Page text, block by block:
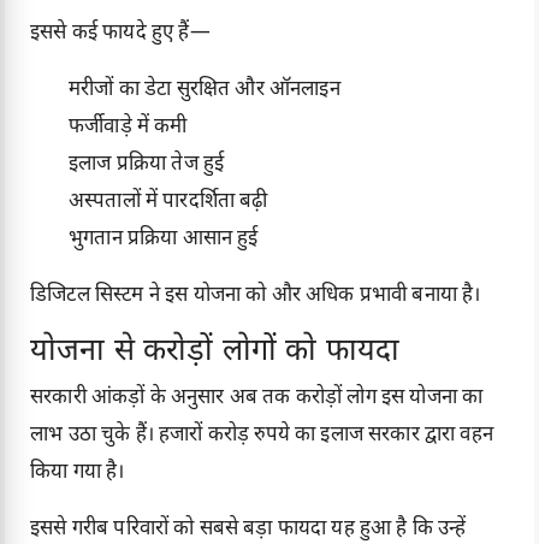
इससे कई फायदे हुए हैं—
मरीजों का डेटा सुरक्षित और ऑनलाइन
फर्जीवाड़े में कमी
इलाज प्रक्रिया तेज हुई
अस्पतालों में पारदर्शिता बढ़ी
भुगतान प्रक्रिया आसान हुई
डिजिटल सिस्टम ने इस योजना को और अधिक प्रभावी बनाया है।
योजना से करोड़ों लोगों को फायदा
सरकारी आंकड़ों के अनुसार अब तक करोड़ों लोग इस योजना का
लाभ उठा चुके हैं। हजारों करोड़ रुपये का इलाज सरकार द्वारा वहन
किया गया है।
इससे गरीब परिवारों को सबसे बड़ा फायदा यह हुआ है कि उन्हें